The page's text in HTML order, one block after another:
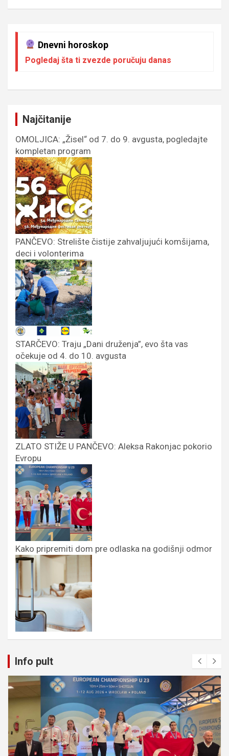
Dnevni horoskop
Pogledaj šta ti zvezde poručuju danas
Najčitanije
OMOLJICA: „Žisel“ od 7. do 9. avgusta, pogledajte
kompletan program
PANČEVO: Strelište čistije zahvaljujući komšijama,
deci i volonterima
STARČEVO: Traju „Dani druženja”, evo šta vas
očekuje od 4. do 10. avgusta
ZLATO STIŽE U PANČEVO: Aleksa Rakonjac pokorio
Evropu
Kako pripremiti dom pre odlaska na godišnji odmor
Info pult